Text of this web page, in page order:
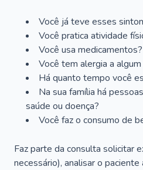
Você já teve esses
Você pratica atividade
Você usa medicamentos?
Você tem alergia a
Há quanto tempo você
Na sua família há
saúde ou doença?
Você faz o consumo de
Faz parte da consulta solicitar
necessário), analisar o